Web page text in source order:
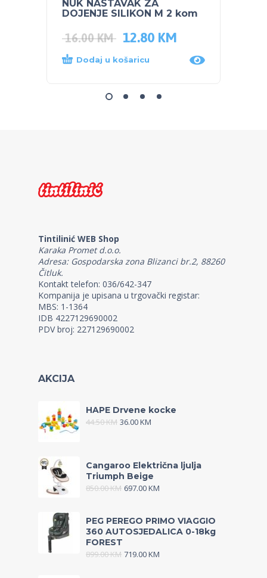
NUK NASTAVAK ZA
DOJENJE SILIKON M 2 kom
16.00KM 12.80 KM
Dodaj u košaricu
Tintilinić WEB Shop
Karaka Promet d.o.o.
Adresa: Gospodarska zona Blizanci br.2, 88260
Čitluk.
Kontakt telefon: 036/642-347
Kompanija je upisana u trgovački registar:
MBS: 1-1364
IDB 4227129690002
PDV broj: 227129690002
AKCIJA
HAPE Drvene kocke
44.50KM 36.00KM
Cangaroo Električna ljulja
Triumph Beige
850.00KM 697.00KM
PEG PEREGO PRIMO VIAGGIO
360 AUTOSJEDALICA 0-18kg
FOREST
899.00KM 719.00KM